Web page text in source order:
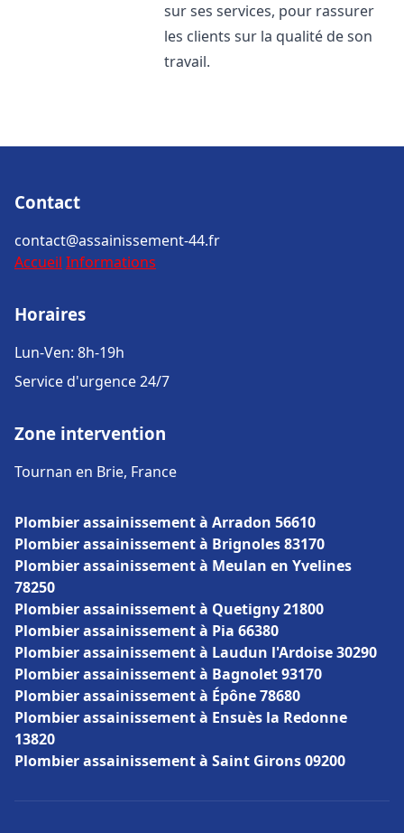
sur ses services, pour rassurer
les clients sur la qualité de son
travail.
Contact
contact@assainissement-44.fr
Accueil Informations
Horaires
Lun-Ven: 8h-19h
Service d'urgence 24/7
Zone intervention
Tournan en Brie, France
Plombier assainissement à Arradon 56610
Plombier assainissement à Brignoles 83170
Plombier assainissement à Meulan en Yvelines
78250
Plombier assainissement à Quetigny 21800
Plombier assainissement à Pia 66380
Plombier assainissement à Laudun l'Ardoise 30290
Plombier assainissement à Bagnolet 93170
Plombier assainissement à Épône 78680
Plombier assainissement à Ensuès la Redonne
13820
Plombier assainissement à Saint Girons 09200